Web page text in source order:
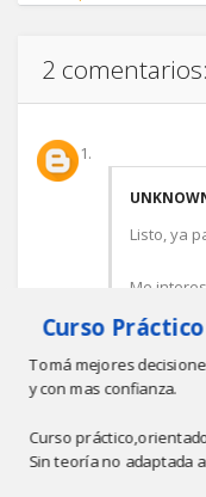
2 comentarios:
Listo, ya
Me
Life, yo
allí, pero
abrieron
hacer
Eso si,
Curso
Tomá mejores
y con mas confianza.
Curso
Sin teoría no adaptada